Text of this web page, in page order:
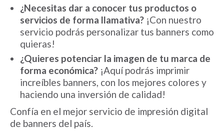
¿Necesitas dar a conocer tus productos o
servicios de forma llamativa? ¡Con nuestro
servicio podrás personalizar tus banners como
quieras!
¿Quieres potenciar la imagen de tu marca de
forma económica? ¡Aquí podrás imprimir
increíbles banners, con los mejores colores y
haciendo una inversión de calidad!
Confía en el mejor servicio de impresión digital
de banners del país.